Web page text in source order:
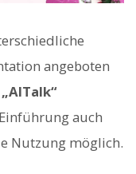
angeboten
auch
Nutzung möglich.